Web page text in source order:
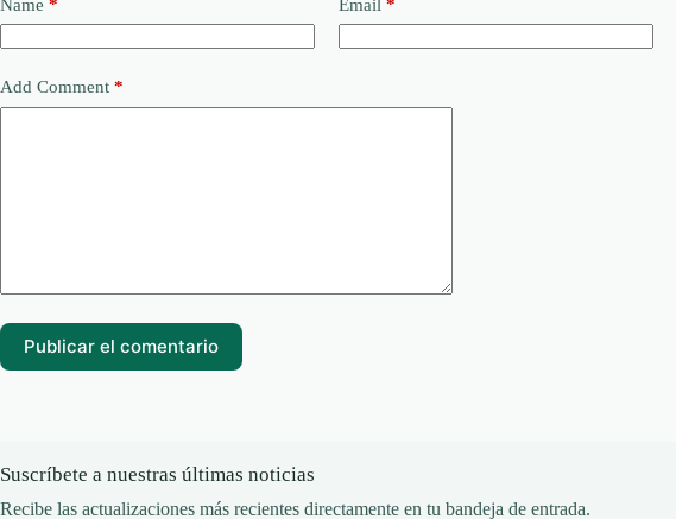
Name * Email *
Add Comment *
Publicar el comentario
Suscríbete a nuestras últimas noticias
Recibe las actualizaciones más recientes directamente en tu bandeja de entrada.